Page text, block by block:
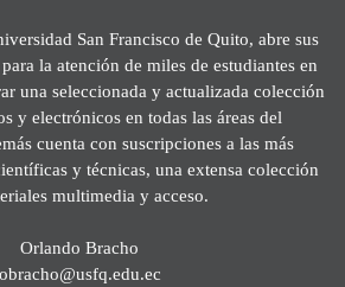
San Francisco de Quito, abre sus
la atención de miles de estudiantes en
una seleccionada y actualizada colección
y electrónicos en todas las áreas del
cuenta con suscripciones a las más
y técnicas, una extensa colección
multimedia y acceso.
Orlando Bracho
obracho@usfq.edu.ec